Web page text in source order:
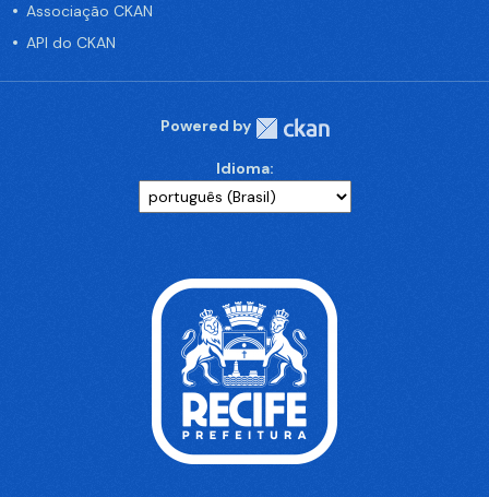
Associação CKAN
API do CKAN
Powered by
Idioma